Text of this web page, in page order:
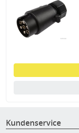
Kundenservice